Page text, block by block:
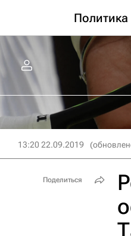
Политика
13:20 22.09.2019
Поделиться